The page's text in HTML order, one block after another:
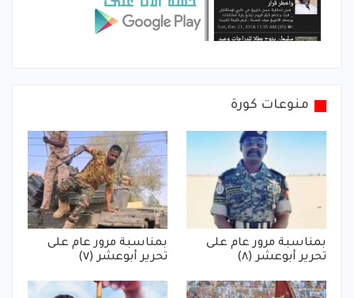
منوعات كورة
بمناسبة مرور عام على
تحرير أبوعشر (٨)
بمناسبة مرور عام على
تحرير أبوعشر (٧)